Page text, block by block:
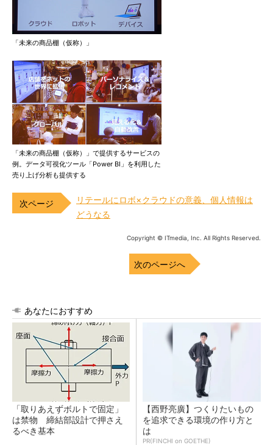
「未来の商品棚（仮称）」
「未来の商品棚（仮称）」で提供するサービスの
例。データ可視化ツール「Power BI」を利用した
売り上げ分析も提供する
リテールにロボ×クラウドの意義、個人情報は
どうなる
Copyright © ITmedia, Inc. All Rights Reserved.
次のページへ
あなたにおすすめ
「取りあえずボルトで固定」
は禁物 締結部設計で押さえ
るべき基本
【西野亮廣】つくりたいもの
を追求できる環境の作り方と
は
PR(FINCHI on GOETHE)